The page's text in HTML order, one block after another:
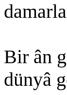
Bir ân
dünyâ